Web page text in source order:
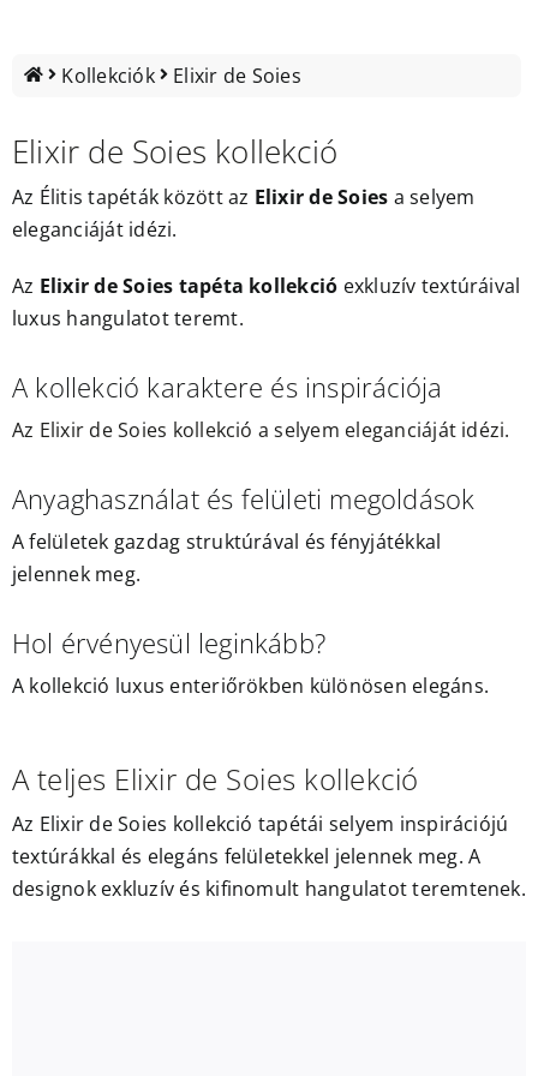
Kollekciók Elixir de Soies
Elixir de Soies kollekció
Az Élitis tapéták között az Elixir de Soies a selyem
eleganciáját idézi.
Az Elixir de Soies tapéta kollekció exkluzív textúráival
luxus hangulatot teremt.
A kollekció karaktere és inspirációja
Az Elixir de Soies kollekció a selyem eleganciáját idézi.
Anyaghasználat és felületi megoldások
A felületek gazdag struktúrával és fényjátékkal
jelennek meg.
Hol érvényesül leginkább?
A kollekció luxus enteriőrökben különösen elegáns.
A teljes Elixir de Soies kollekció
Az Elixir de Soies kollekció tapétái selyem inspirációjú
textúrákkal és elegáns felületekkel jelennek meg. A
designok exkluzív és kifinomult hangulatot teremtenek.